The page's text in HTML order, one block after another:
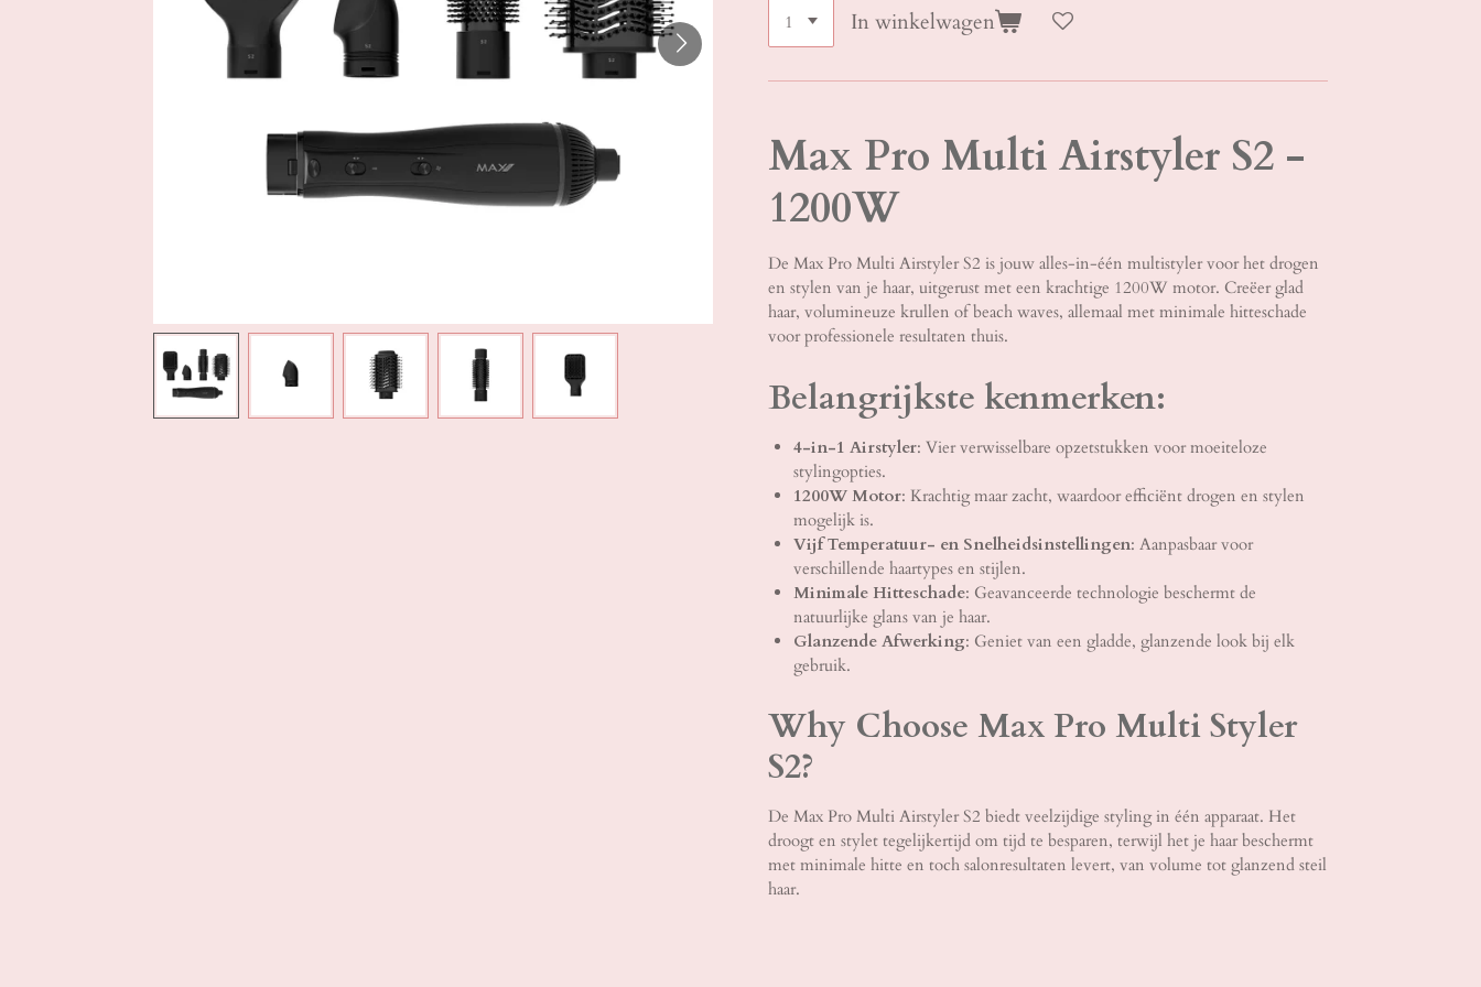
In winkelwagen
Max Pro Multi Airstyler S2 -
1200W
De Max Pro Multi Airstyler S2 is jouw alles-in-één multistyler voor het drogen
en stylen van je haar, uitgerust met een krachtige 1200W motor. Creëer glad
haar, volumineuze krullen of beach waves, allemaal met minimale hitteschade
voor professionele resultaten thuis.
Belangrijkste kenmerken:
4-in-1 Airstyler: Vier verwisselbare opzetstukken voor moeiteloze
stylingopties.
1200W Motor: Krachtig maar zacht, waardoor efficiënt drogen en stylen
mogelijk is.
Vijf Temperatuur- en Snelheidsinstellingen: Aanpasbaar voor
verschillende haartypes en stijlen.
Minimale Hitteschade: Geavanceerde technologie beschermt de
natuurlijke glans van je haar.
Glanzende Afwerking: Geniet van een gladde, glanzende look bij elk
gebruik.
Why Choose Max Pro Multi Styler
S2?
De Max Pro Multi Airstyler S2 biedt veelzijdige styling in één apparaat. Het
droogt en stylet tegelijkertijd om tijd te besparen, terwijl het je haar beschermt
met minimale hitte en toch salonresultaten levert, van volume tot glanzend steil
haar.